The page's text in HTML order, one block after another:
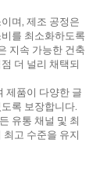
며, 제조 공정은
를 최소화하도록
지속 가능한 건축
더 널리 채택되
제품이 다양한 글
록 보장합니다.
유통 채널 및 최
고 수준을 유지